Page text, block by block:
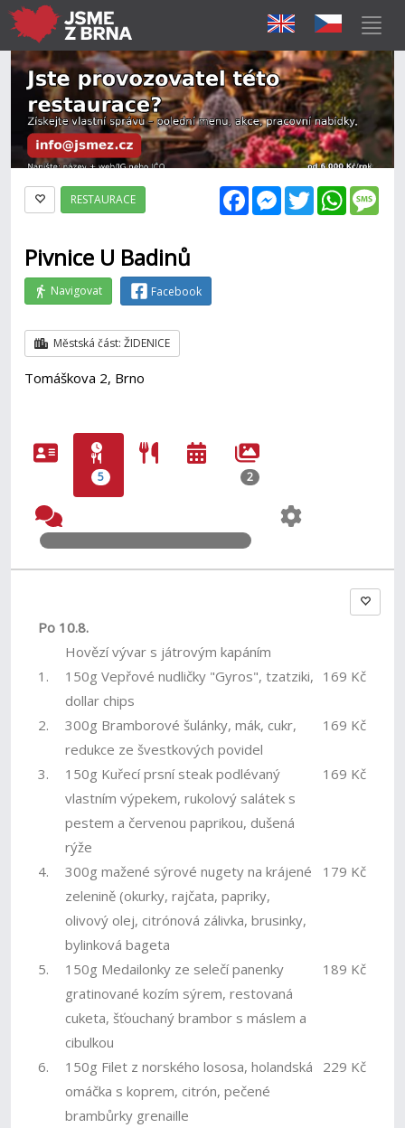
FacebookMessenger
Twitter
RESTAURACE
Pivnice U Badinů
Navigovat Facebook
Městská část: ŽIDENICE
Tomáškova 2, Brno
5 2
Po 10.8.
Hovězí vývar s játrovým kapáním
1.
150g Vepřové nudličky "Gyros", tzatziki,
dollar chips
169 Kč
2.
300g Bramborové šulánky, mák, cukr,
redukce ze švestkových povidel
169 Kč
3.
150g Kuřecí prsní steak podlévaný
vlastním výpekem, rukolový salátek s
pestem a červenou paprikou, dušená
rýže
169 Kč
4.
300g mažené sýrové nugety na krájené
zelenině (okurky, rajčata, papriky,
olivový olej, citrónová zálivka, brusinky,
bylinková bageta
179 Kč
5.
150g Medailonky ze selečí panenky
gratinované kozím sýrem, restovaná
cuketa, šťouchaný brambor s máslem a
cibulkou
189 Kč
6.
150g Filet z norského lososa, holandská
omáčka s koprem, citrón, pečené
brambůrky grenaille
229 Kč